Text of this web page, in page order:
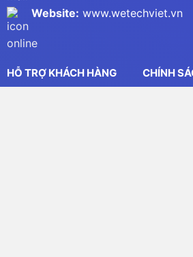
Website: www.wetechviet.vn
HỖ TRỢ KHÁCH HÀNG CHÍNH